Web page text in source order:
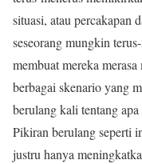
situasi, atau percakapan
seseorang mungkin
membuat mereka
berbagai skenario yang
berulang kali tentang
Pikiran berulang seperti
justru hanya